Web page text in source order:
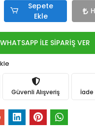
Sepete
Ekle
WHATSAPP İLE SİPARİŞ VER
Güvenli Alışveriş